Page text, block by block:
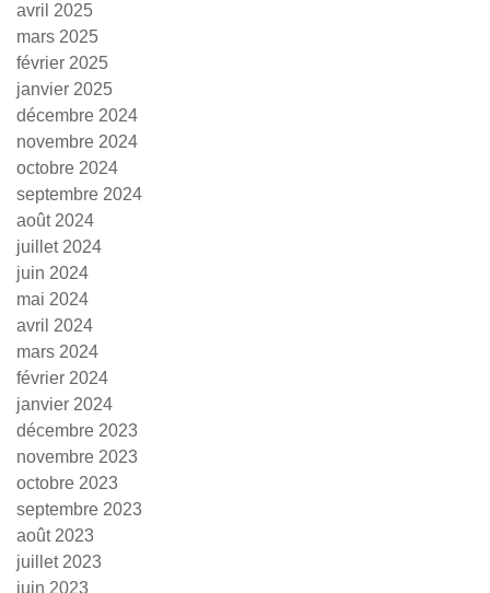
avril 2025
mars 2025
février 2025
janvier 2025
décembre 2024
novembre 2024
octobre 2024
septembre 2024
août 2024
juillet 2024
juin 2024
mai 2024
avril 2024
mars 2024
février 2024
janvier 2024
décembre 2023
novembre 2023
octobre 2023
septembre 2023
août 2023
juillet 2023
juin 2023